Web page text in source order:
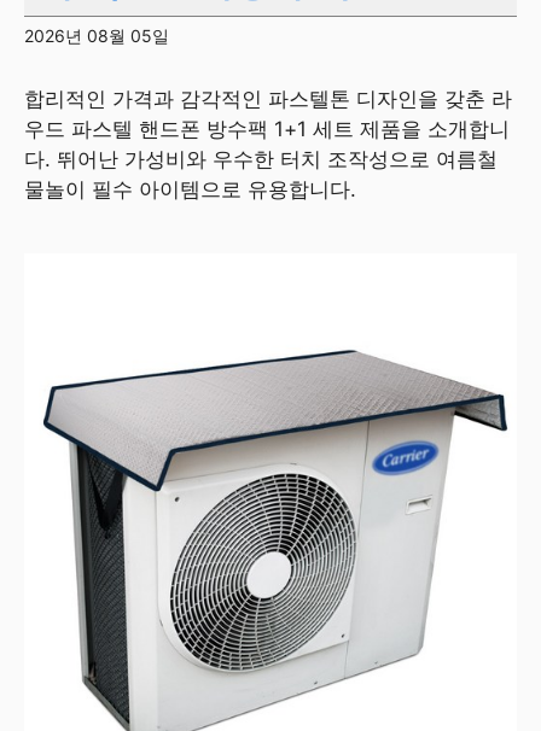
2026년 08월 05일
합리적인 가격과 감각적인 파스텔톤 디자인을 갖춘 라
우드 파스텔 핸드폰 방수팩 1+1 세트 제품을 소개합니
다. 뛰어난 가성비와 우수한 터치 조작성으로 여름철
물놀이 필수 아이템으로 유용합니다.